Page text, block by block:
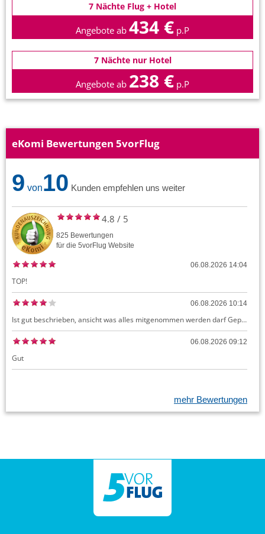
7 Nächte Flug + Hotel
Angebote ab 434 € p.P
7 Nächte nur Hotel
Angebote ab 238 € p.P
eKomi Bewertungen 5vorFlug
9 von10 Kunden empfehlen uns weiter
4.8 / 5
825 Bewertungen
für die 5vorFlug Website
06.08.2026 14:04
TOP!
06.08.2026 10:14
Ist gut beschrieben, ansicht was alles mitgenommen werden darf Gepäck dürfte auch kostenloses Handgepäck umfassen, ansonsten sehr easy zu machen
06.08.2026 09:12
Gut
mehr Bewertungen